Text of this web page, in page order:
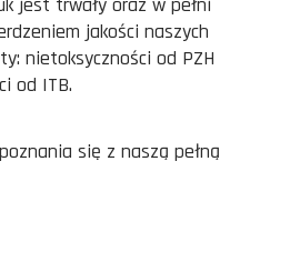
jest trwały oraz w pełni
jakości naszych
nietoksyczności od PZH
od ITB.
się z naszą pełną